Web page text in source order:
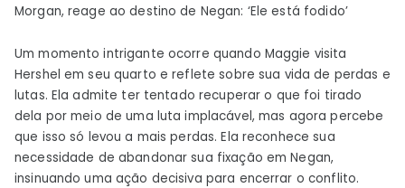
Morgan, reage ao destino de Negan: ‘Ele está fodido’
Um momento intrigante ocorre quando Maggie visita
Hershel em seu quarto e reflete sobre sua vida de perdas e
lutas. Ela admite ter tentado recuperar o que foi tirado
dela por meio de uma luta implacável, mas agora percebe
que isso só levou a mais perdas. Ela reconhece sua
necessidade de abandonar sua fixação em Negan,
insinuando uma ação decisiva para encerrar o conflito.